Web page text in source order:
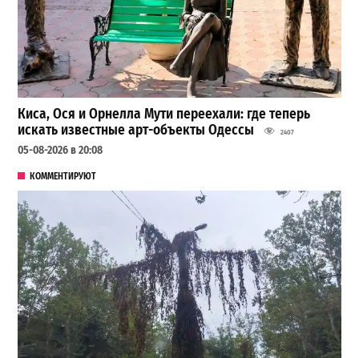
Киса, Ося и Орнелла Мути переехали: где теперь
искать известные арт-объекты Одессы
2407
05-08-2026 в 20:08
КОММЕНТИРУЮТ